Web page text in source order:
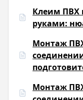
Клеим ПВХ
руками:
Монтаж
Монтаж